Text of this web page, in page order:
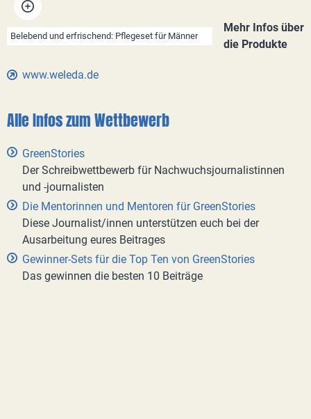
Belebend und erfrischend: Pflegeset für Männer
Mehr Infos über
die Produkte
www.weleda.de
Alle Infos zum Wettbewerb
GreenStories
Der Schreibwettbewerb für Nachwuchsjournalistinnen
und -journalisten
Die Mentorinnen und Mentoren für GreenStories
Diese Journalist/innen unterstützen euch bei der
Ausarbeitung eures Beitrages
Gewinner-Sets für die Top Ten von GreenStories
Das gewinnen die besten 10 Beiträge